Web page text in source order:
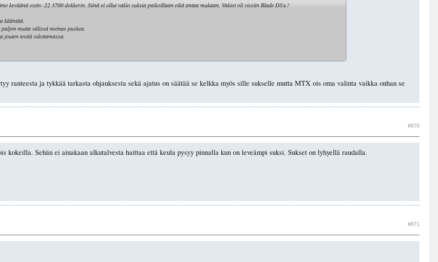
keväänä ostin -22 3700 dokkerin. Siinä ei ollut vakio suksia paikoillaan eikä antaa mukaan. Vakiot oli vissiin Blade DS+?
kääntää.
mutta välissä meinas puskea.
testiä odottamassa.
ranteesta ja tykkää tarkasta ohjauksesta sekä ajatus on säätää se kelkka myös sille sukselle mutta MTX ois oma valinta vaikka onhan se
#870
kokeilla. Sehän ei ainakaan alkutalvesta haittaa että keula pysyy pinnalla kun on leveämpi suksi. Sukset on lyhyellä raudalla.
#871